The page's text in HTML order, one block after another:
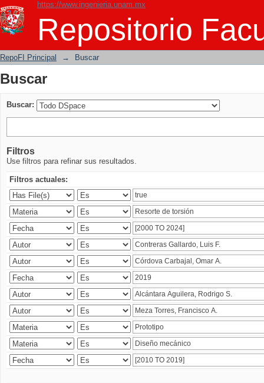
https://www.ingenieria.unam.mx
Repositorio
Buscar
RepoFI Principal → Buscar
Buscar
Buscar:
Filtros
Use filtros para refinar sus resultados.
Filtros actuales: